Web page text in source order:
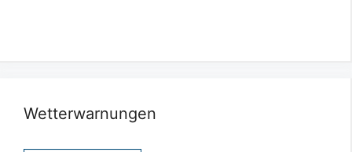
Wetterwarnungen